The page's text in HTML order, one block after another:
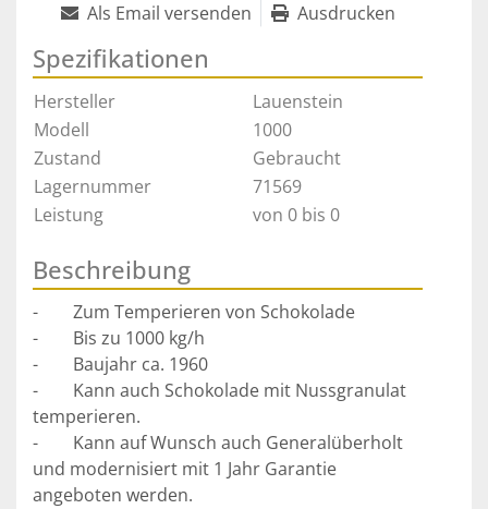
Als Email versenden Ausdrucken
Spezifikationen
Hersteller
Lauenstein
Modell
1000
Zustand
Gebraucht
Lagernummer
71569
Leistung
von 0 bis 0
Beschreibung
-        Zum Temperieren von Schokolade
-        Bis zu 1000 kg/h
-        Baujahr ca. 1960
-        Kann auch Schokolade mit Nussgranulat
temperieren.
-        Kann auf Wunsch auch Generalüberholt
und modernisiert mit 1 Jahr Garantie
angeboten werden.